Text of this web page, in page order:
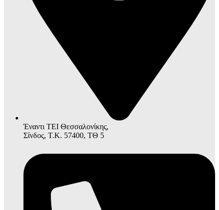
Έναντι ΤΕΙ Θεσσαλονίκης,
Σίνδος, Τ.Κ. 57400, ΤΘ 5